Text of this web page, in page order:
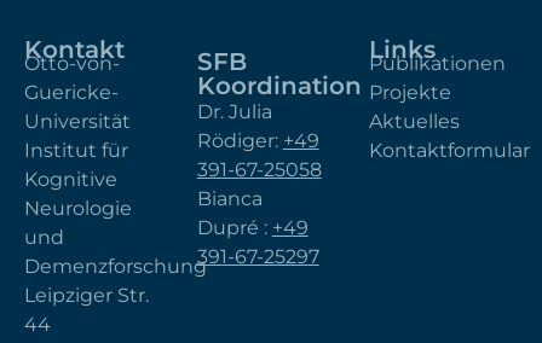
Kontakt
Otto-von-
Guericke-
Universität
Institut für
Kognitive
Neurologie
und
Demenzforschung
Leipziger Str.
44
SFB
Koordination
Dr. Julia
Rödiger: +49
391-67-25058
Bianca
Dupré : +49
391-67-25297
Links
Publikationen
Projekte
Aktuelles
Kontaktformular